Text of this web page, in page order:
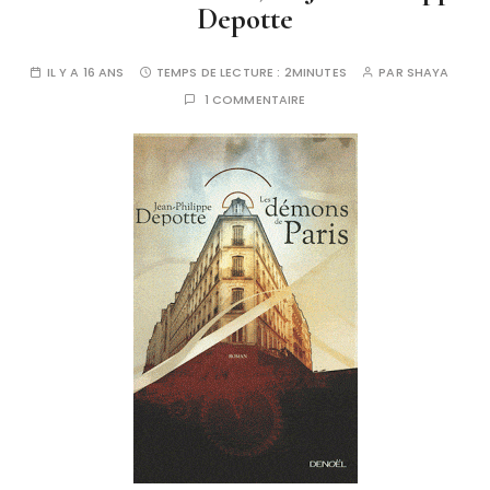
Depotte
IL Y A 16 ANS TEMPS DE LECTURE : 2MINUTES PAR SHAYA
1 COMMENTAIRE